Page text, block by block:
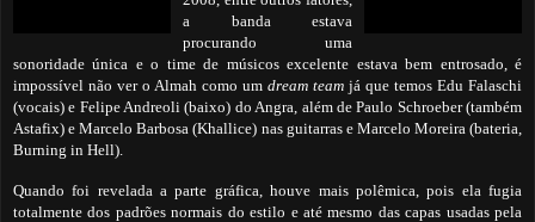
a banda estava
procurando uma
sonoridade única e o time de músicos excelente estava bem entrosado, é
impossível não ver o Almah como um dream team já que temos Edu Falaschi
(vocais) e Felipe Andreoli (baixo) do Angra, além de Paulo Schroeber (também
Astafix) e Marcelo Barbosa (Khallice) nas guitarras e Marcelo Moreira (bateria,
Burning in Hell).
Quando foi revelada a parte gráfica, houve mais polêmica, pois ela fugia
totalmente dos padrões normais do estilo e até mesmo das capas usadas pela